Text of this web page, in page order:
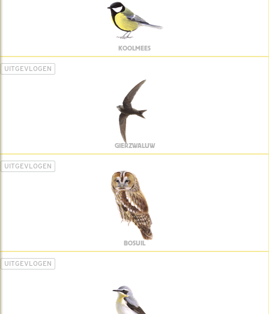
KOOLMEES
UITGEVLOGEN
GIERZWALUW
UITGEVLOGEN
BOSUIL
UITGEVLOGEN